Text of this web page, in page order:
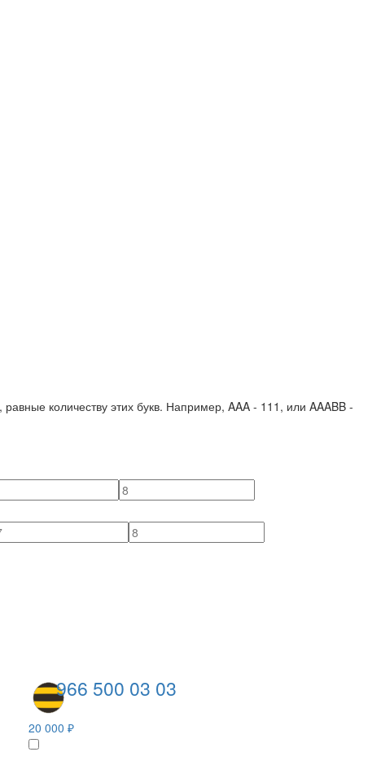
количеству этих букв. Например, AAA - 111 , или AAABB -
966 500 03 03
20 000 ₽